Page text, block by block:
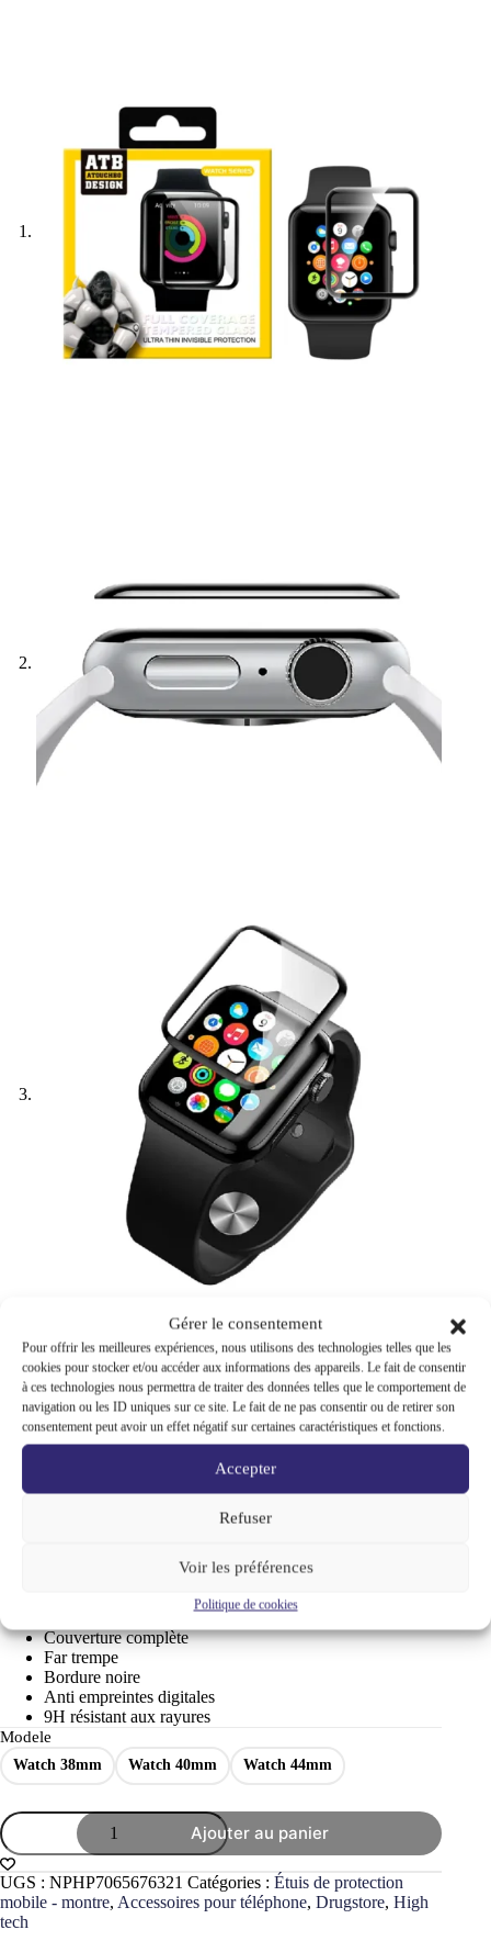
Gérer le consentement
Pour offrir les meilleures expériences, nous utilisons des technologies telles que les
cookies pour stocker et/ou accéder aux informations des appareils. Le fait de consentir
à ces technologies nous permettra de traiter des données telles que le comportement de
navigation ou les ID uniques sur ce site. Le fait de ne pas consentir ou de retirer son
consentement peut avoir un effet négatif sur certaines caractéristiques et fonctions.
Accepter
Refuser
Voir les préférences
Politique de cookies
Accueil Boutique
High tech
Accessoires pour téléphone
Étuis de protection mobile - montre
ATB Design Apple Watch en verre trempé à couverture
complète
ATB Design Apple Watch en verre trempé à couverture
complète
Couverture complète
Far trempe
Bordure noire
Anti empreintes digitales
9H résistant aux rayures
Modele
Watch 38mm Watch 40mm Watch 44mm
quantité
de
ATB
Design
Apple
Watch
en
Ajouter au panier
UGS : NPHP7065676321 Catégories : Étuis de protection
mobile - montre, Accessoires pour téléphone, Drugstore, High
tech